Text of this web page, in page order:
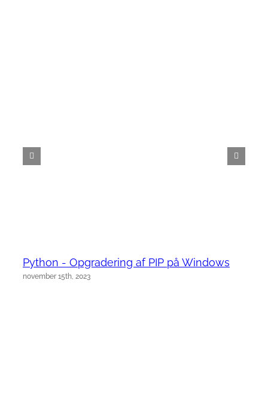
Python - Opgradering af PIP på Windows
november 15th, 2023